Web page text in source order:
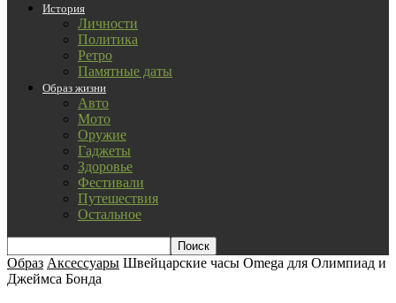
История
Личности
Политика
Ретро
Памятные даты
Образ жизни
Авто
Мото
Оружие
Гаджеты
Здоровье
Фестивали
Путешествия
Остальное
Образ Аксессуары Швейцарские часы Omega для Олимпиад и
Джеймса Бонда